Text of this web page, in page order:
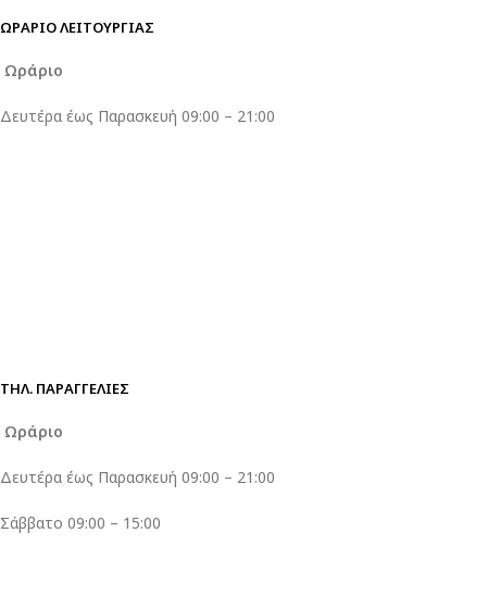
ΩΡΑΡΙΟ ΛΕΙΤΟΥΡΓΙΑΣ
Ωράριο
Δευτέρα έως Παρασκευή 09:00 – 21:00
ΤΗΛ. ΠΑΡΑΓΓΕΛΊΕΣ
Ωράριο
Δευτέρα έως Παρασκευή 09:00 – 21:00
Σάββατο 09:00 – 15:00